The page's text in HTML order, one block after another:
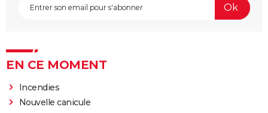
EN CE MOMENT
Incendies
Nouvelle canicule